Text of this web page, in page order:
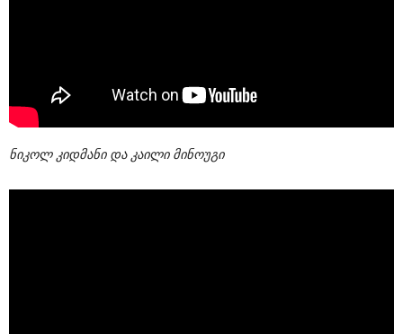
ნიკოლ კიდმანი და კაილი მინოუგი